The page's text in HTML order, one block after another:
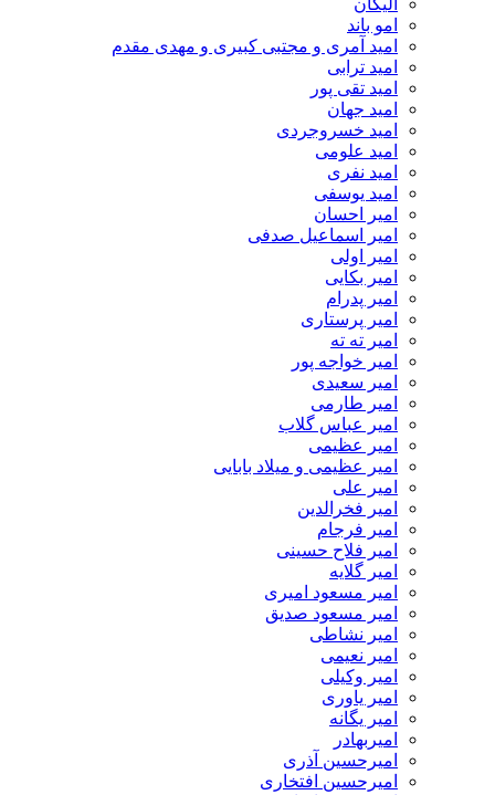
امو باند
امید آمری و مجتبی کبیری و مهدى مقدم
امید ترابی
امید تقی پور
امید جهان
امید خسروجردی
امید علومی
امید نفری
امید یوسفی
امیر احسان
امیر اسماعیل صدفی
امیر اولی
امیر بکایی
امیر پدرام
امیر پرستاری
امیر ته ته
امیر خواجه پور
امیر سعیدی
امیر طارمی
امیر عباس گلاب
امیر عظیمی
امیر عظیمی و میلاد بابایی
امیر علی
امیر فخرالدین
امیر فرجام
امیر فلاح حسینی
امیر گلایه
امیر مسعود امیری
امیر مسعود صدیق
امیر نشاطی
امیر نعیمی
امیر وکیلی
امیر یاوری
امیر یگانه
امیربهادر
امیرحسین آذری
امیرحسین افتخاری